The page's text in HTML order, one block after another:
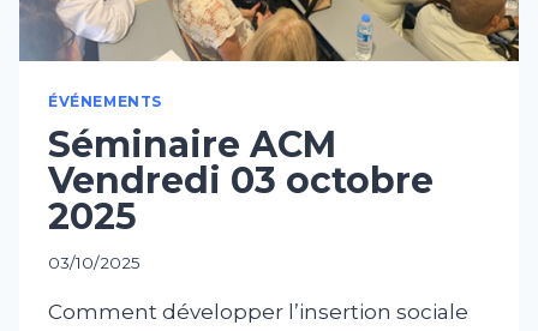
ÉVÉNEMENTS
Séminaire ACM
Vendredi 03 octobre
2025
03/10/2025
Comment développer l’insertion sociale